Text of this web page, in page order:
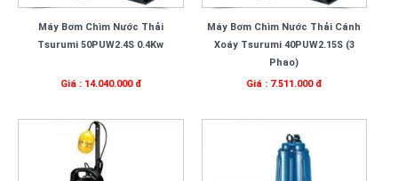
Máy Bơm Chìm Nước Thải
Tsurumi 50PUW2.4S 0.4Kw
Giá : 14.040.000 đ
Máy Bơm Chìm Nước Thải Cánh
Xoáy Tsurumi 40PUW2.15S (3
Phao)
Giá : 7.511.000 đ